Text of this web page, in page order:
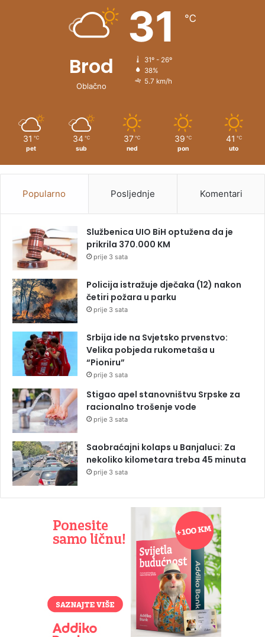
Brod
Oblačno
31 ℃
31º - 26º
38%
5.7 km/h
31 ℃
pet
34 ℃
sub
37 ℃
ned
39 ℃
pon
41 ℃
uto
Popularno Posljednje Komentari
Službenica UIO BiH optužena da je
prikrila 370.000 KM
prije 3 sata
Policija istražuje dječaka (12) nakon
četiri požara u parku
prije 3 sata
Srbija ide na Svjetsko prvenstvo:
Velika pobjeda rukometaša u
“Pioniru”
prije 3 sata
Stigao apel stanovništvu Srpske za
racionalno trošenje vode
prije 3 sata
Saobraćajni kolaps u Banjaluci: Za
nekoliko kilometara treba 45 minuta
prije 3 sata